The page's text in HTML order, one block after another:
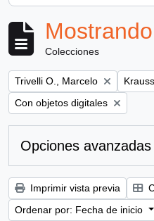
Colecciones
Remove filter:
Trivelli O., Marcelo
Remove filter:
Con objetos digitales
Opciones
Imprimir vista previa
Ordenar por: Fecha de inicio